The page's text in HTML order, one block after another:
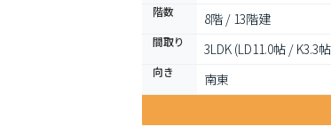
階数 8階 / 13階建
間取り 3LDK (LD11.0帖 / K3.3
向き
南東